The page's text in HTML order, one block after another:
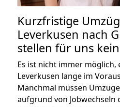
Kurzfristige
Leverkusen nach
stellen für uns
Es ist nicht immer möglich,
Leverkusen lange im
Manchmal müssen
aufgrund von Jobwechseln